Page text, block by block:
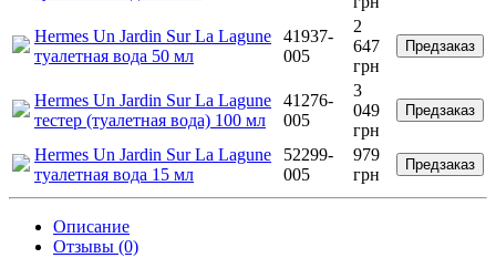
Hermes Un Jardin Sur La Lagune
туалетная вода 50 мл
41937-
005
2
647
грн
Предзаказ
Hermes Un Jardin Sur La Lagune
тестер (туалетная вода) 100 мл
41276-
005
3
049
грн
Предзаказ
Hermes Un Jardin Sur La Lagune
туалетная вода 15 мл
52299-
005
979
грн
Предзаказ
Описание
Отзывы (0)